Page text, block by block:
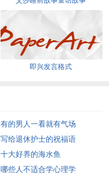
即兴发言格式
有的男人一看就有气场
写给退休护士的祝福语
十大好养的海水鱼
哪些人不适合学心理学